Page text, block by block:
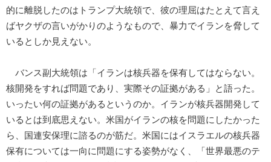
的に離脱したのはトランプ大統領で、彼の理屈はたとえて言え
ばヤクザの言いがかりのようなもので、暴力でイランを脅して
いるとしか見えない。
バンス副大統領は「イランは核兵器を保有してはならない。
核開発をすれば問題であり、実際その証拠がある」と語った。
いったい何の証拠があるというのか。イランが核兵器開発して
いるとは到底思えない。米国がイランの核を問題にしたかった
ら、国連安保理に諮るのが筋だ。米国にはイスラエルの核兵器
保有については一向に問題にする姿勢がなく、「世界最悪のテ